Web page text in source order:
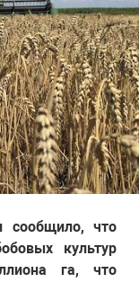
сообщило, что
культур
га, что